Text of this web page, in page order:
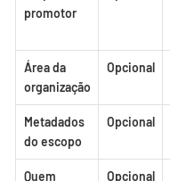
promotor
Área da
organização
Opcional
Metadados
do escopo
Opcional
Quem
Opcional